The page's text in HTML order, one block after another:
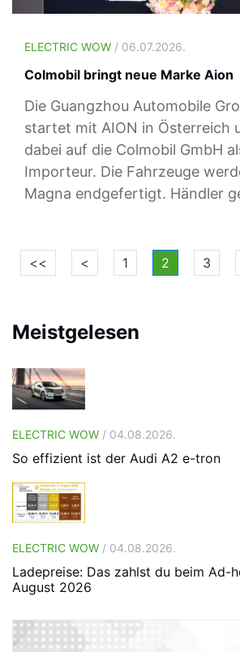
ELECTRIC WOW / 06.07.2026.
Colmobil bringt neue Marke Aion
Die Guangzhou Automobile
startet mit AION in Österreich
dabei auf die Colmobil GmbH
Importeur. Die Fahrzeuge
Magna endgefertigt. Händler
<< < 1 2 3
Meistgelesen
ELECTRIC WOW / 04.08.2026.
So effizient ist der Audi A2 e-tron
ELECTRIC WOW / 04.08.2026.
Ladepreise: Das zahlst du beim Ad-
August 2026